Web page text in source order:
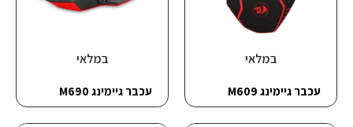
במלאי
עכבר גיימינג M609
במלאי
עכבר גיימינג M690